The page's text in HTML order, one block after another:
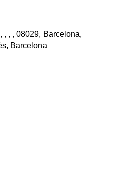
, , , 08029, Barcelona,
Barcelona